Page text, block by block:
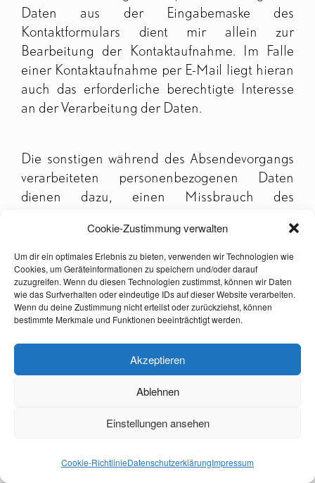
Cookie-Zustimmung verwalten
Um dir ein optimales Erlebnis zu bieten, verwenden wir Technologien wie
Cookies, um Geräteinformationen zu speichern und/oder darauf
zuzugreifen. Wenn du diesen Technologien zustimmst, können wir Daten
wie das Surfverhalten oder eindeutige IDs auf dieser Website verarbeiten.
Wenn du deine Zustimmung nicht erteilst oder zurückziehst, können
bestimmte Merkmale und Funktionen beeinträchtigt werden.
Akzeptieren
Ablehnen
Einstellungen ansehen
Cookie-RichtlinieDatenschutzerklärungImpressum
Daten aus der Eingabemaske des
Kontaktformulars dient mir allein zur
Bearbeitung der Kontaktaufnahme. Im Falle
einer Kontaktaufnahme per E-Mail liegt hieran
auch das erforderliche berechtigte Interesse
an der Verarbeitung der Daten.
Die sonstigen während des Absendevorgangs
verarbeiteten personenbezogenen Daten
dienen dazu, einen Missbrauch des
Sicherheit unserer informationstechnischen
Systeme sicherzustellen.
Dauer der Speicherung
Aufbewahrungspflichten gelöscht.
Widerspruchs- und